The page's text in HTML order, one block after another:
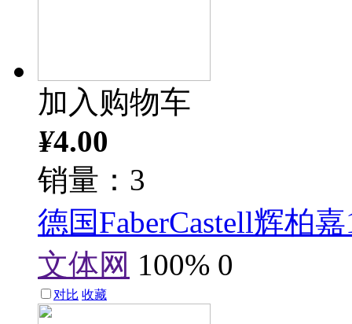
加入购物车
¥4.00
销量：3
德国FaberCastell辉柏
文体网 100% 0
对比 收藏